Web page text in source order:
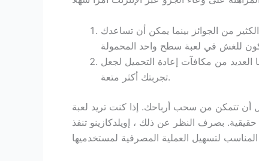
من الجوائز بينما يمكن أن تساعدك
العديد من مكافآت إعادة التحميل لجعل
تجربتك أكثر متعة.
أن تتمكن من سحب أرباحك. إذا كنت تريد لعبة
بصرف النظر عن ذلك ، إويلدكازينو تنفذ